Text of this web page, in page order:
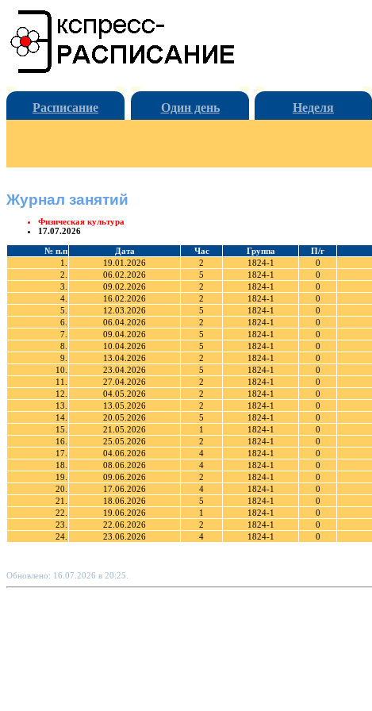
Расписание Один день Неделя
Журнал занятий
Физическая культура
17.07.2026
№ п.п Дата Час Группа П/г
1.
19.01.2026 2 1824-1 0
2.
06.02.2026 5 1824-1 0
3.
09.02.2026 2 1824-1 0
4.
16.02.2026 2 1824-1 0
5.
12.03.2026 5 1824-1 0
6.
06.04.2026 2 1824-1 0
7.
09.04.2026 5 1824-1 0
8.
10.04.2026 5 1824-1 0
9.
13.04.2026 2 1824-1 0
10.
23.04.2026 5 1824-1 0
11.
27.04.2026 2 1824-1 0
12.
04.05.2026 2 1824-1 0
13.
13.05.2026 2 1824-1 0
14.
20.05.2026 5 1824-1 0
15.
21.05.2026 1 1824-1 0
16.
25.05.2026 2 1824-1 0
17.
04.06.2026 4 1824-1 0
18.
08.06.2026 4 1824-1 0
19.
09.06.2026 2 1824-1 0
20.
17.06.2026 4 1824-1 0
21.
18.06.2026 5 1824-1 0
22.
19.06.2026 1 1824-1 0
23.
22.06.2026 2 1824-1 0
24.
23.06.2026 4 1824-1 0
Обновлено: 16.07.2026 в 20:25.